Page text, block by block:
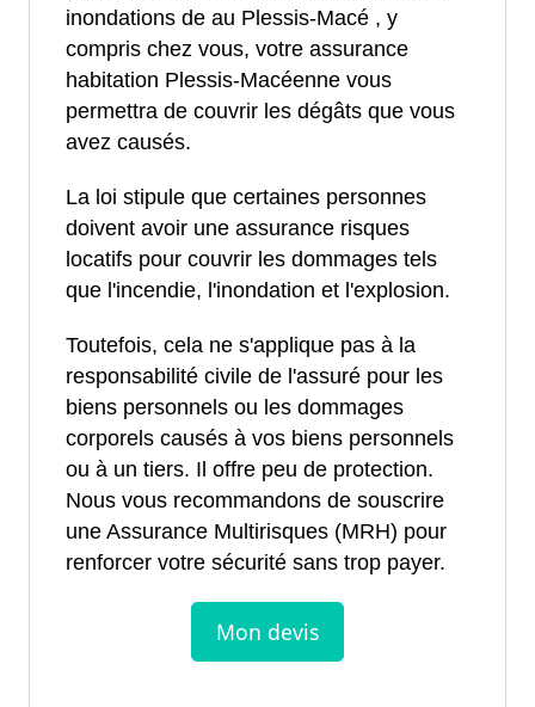
inondations de au Plessis-Macé , y
compris chez vous, votre assurance
habitation Plessis-Macéenne vous
permettra de couvrir les dégâts que vous
avez causés.
La loi stipule que certaines personnes
doivent avoir une assurance risques
locatifs pour couvrir les dommages tels
que l'incendie, l'inondation et l'explosion.
Toutefois, cela ne s'applique pas à la
responsabilité civile de l'assuré pour les
biens personnels ou les dommages
corporels causés à vos biens personnels
ou à un tiers. Il offre peu de protection.
Nous vous recommandons de souscrire
une Assurance Multirisques (MRH) pour
renforcer votre sécurité sans trop payer.